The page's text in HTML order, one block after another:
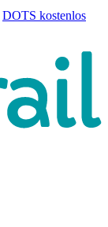
DOTS kostenlos